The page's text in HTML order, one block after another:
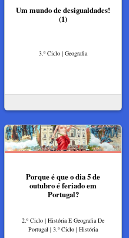
Um mundo de desigualdades!
(1)
3.º Ciclo | Geografia
Porque é que o dia 5 de
outubro é feriado em
Portugal?
2.º Ciclo | História E Geografia De
Portugal | 3.º Ciclo | História